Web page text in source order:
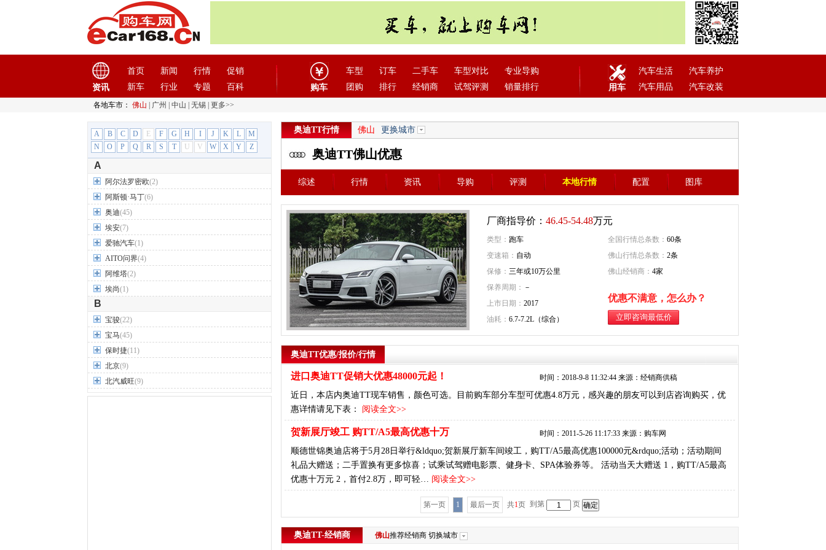
资讯
首页 新闻 行情
促销
新车
行业 专题 百科 购车
车型 订车 二手车 车型对比
专业导购
团购
排行 经销商 试驾评测 销量排行 用车
汽车生活
汽车养护
汽车用品
汽车改装
各地车市： 佛山 广州 中山 无锡 更多>>
A B C D E F G H I J K L
M
N
O P Q R S T U V W X Y Z
A
阿尔法罗密欧(2)
阿斯顿·马丁(6)
奥迪(45)
埃安(7)
爱驰汽车(1)
AITO问界(4)
阿维塔(2)
埃尚(1)
B
宝骏(22)
宝马(45)
保时捷(11)
北京(9)
北汽威旺(9)
北汽制造(7)
奥迪TT行情 佛山 更换城市
奥迪TT佛山优惠
综述 行情 资讯 导购 评测 本地行情 配置 图库
厂商指导价： 46.45-54.48万元
类型： 跑车 全国行情总条数： 60条
变速箱： 自动 佛山行情总条数： 2条
保修： 三年或10万公里 佛山经销商： 4家
保养周期： －
优惠不满意，怎么办？
上市日期： 2017
油耗： 6.7-7.2L（综合）
奥迪TT优惠/报价/行情
进口奥迪TT促销大优惠48000元起！ 时间：2018-9-8 11:32:44 来源：经销商供稿
近日，本店内奥迪TT现车销售，颜色可选。目前购车部分车型可优惠4.8万元，感兴趣的朋友可以到店咨询购买，优
惠详情请见下表：
阅读全文>>
贺新展厅竣工 购TT/A5最高优惠十万 时间：2011-5-26 11:17:33 来源：购车网
顺德世锦奥迪店将于5月28日举行&ldquo;贺新展厅新车间竣工，购TT/A5最高优惠100000元&rdquo;活动；活动期间
礼品大赠送；二手置换有更多惊喜；试乘试驾赠电影票、健身卡、SPA体验券等。 活动当天大赠送 1，购TT/A5最高
优惠十万元 2，首付2.8万，即可轻… 阅读全文>>
第一页 1 最后一页 共1页 到第 页
奥迪TT-经销商 佛山推荐经销商 切换城市